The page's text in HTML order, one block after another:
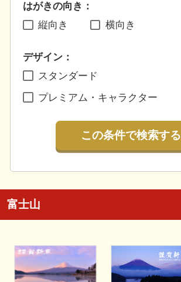
はがきの向き：
縦向き
横向き
デザイン：
スタンダード
プレミアム・キャラクター
この条件で検索する
富士山